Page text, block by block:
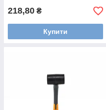
218,80 ₴
Купити